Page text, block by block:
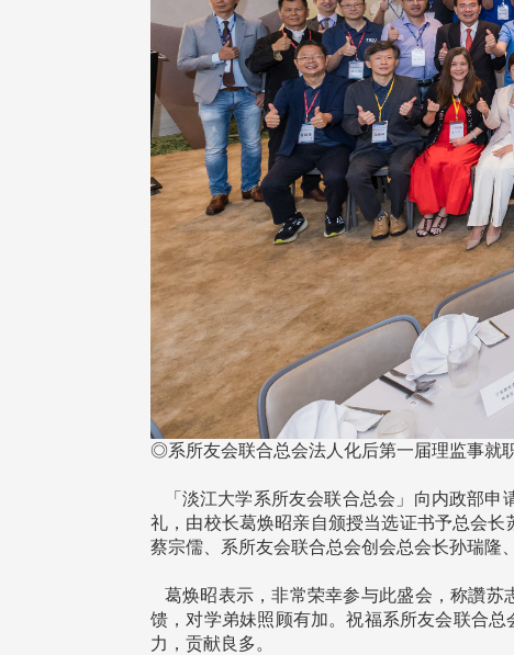
◎系所友会联合总会法人化后第一届理监事就
「淡江大学系所友会联合总会」向内政部申
礼，由校长葛焕昭亲自颁授当选证书予总会
蔡宗儒、系所友会联合总会创会总会长孙瑞隆
葛焕昭表示，非常荣幸参与此盛会，称讚苏
馈，对学弟妹照顾有加。祝福系所友会联合
力，贡献良多。